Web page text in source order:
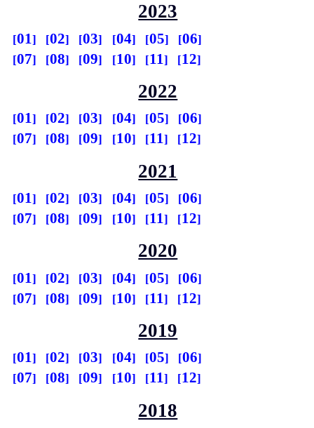
2023
01 02 03 04 05
06
07
08 09 10 11 12
2022
01 02 03 04 05
06
07
08 09 10 11 12
2021
01 02 03 04 05
06
07
08 09 10 11 12
2020
01 02 03 04 05
06
07
08 09 10 11 12
2019
01 02 03 04 05
06
07
08 09 10 11 12
2018